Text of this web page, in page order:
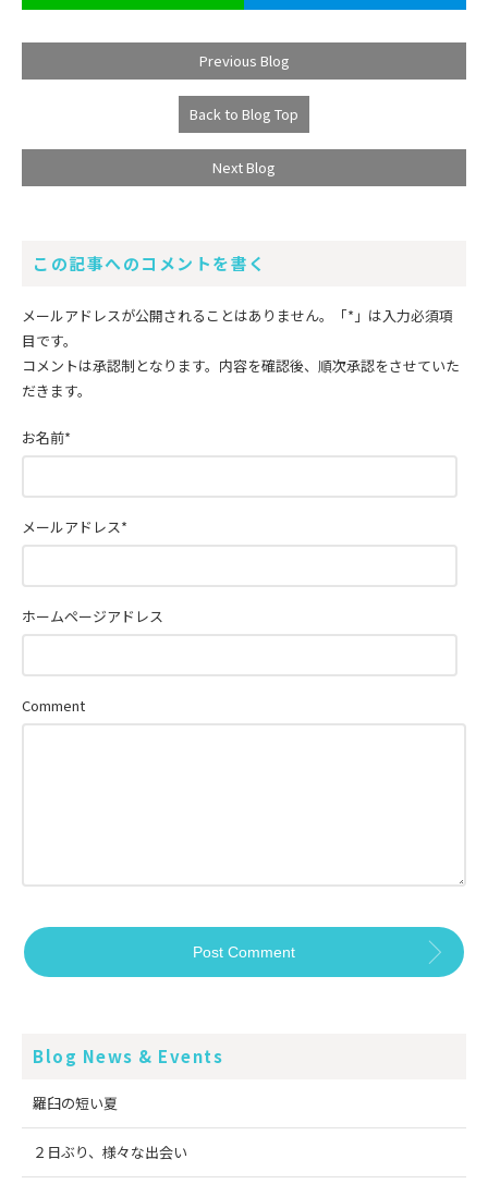
Previous Blog
Back to Blog Top
Next Blog
この記事へのコメントを書く
メールアドレスが公開されることはありません。 「*」 は入力必須項
目です。
コメントは承認制となります。内容を確認後、順次承認をさせていた
だきます。
Comment
お名前*
メールアドレス*
ホームページアドレス
Blog News & Events
羅臼の短い夏
２日ぶり、様々な出会い